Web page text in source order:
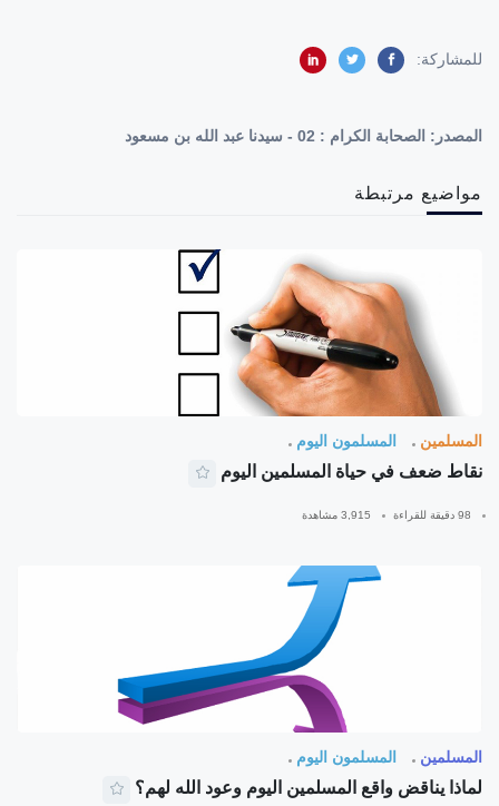
للمشاركة:
المصدر: الصحابة الكرام : 02 - سيدنا عبد الله بن مسعود
مواضيع مرتبطة
المسلمين المسلمون اليوم
نقاط ضعف في حياة المسلمين اليوم
98 دقيقة للقراءة 3,915 مشاهدة
المسلمين المسلمون اليوم
لماذا يناقض واقع المسلمين اليوم وعود الله لهم؟